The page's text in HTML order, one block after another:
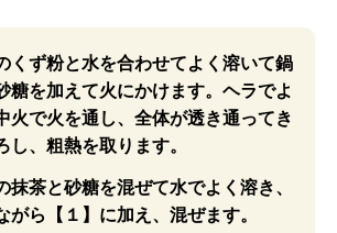
くず粉と水を合わせてよく溶いて鍋
糖を加えて火にかけます。ヘラでよ
火で火を通し、全体が透き通ってき
し、粗熱を取ります。
抹茶と砂糖を混ぜて水でよく溶き、
がら【１】に加え、混ぜます。